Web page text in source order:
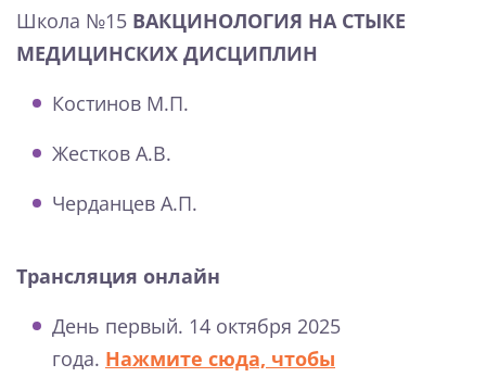
Школа №15 ВАКЦИНОЛОГИЯ НА СТЫКЕ
МЕДИЦИНСКИХ ДИСЦИПЛИН
Костинов М.П.
Жестков А.В.
Черданцев А.П.
Трансляция онлайн
День первый. 14 октября 2025
года. Нажмите сюда, чтобы